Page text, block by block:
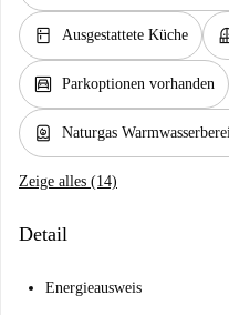
kitchen Ausgestattete Küche
garage Parkoptionen vorhanden
water_heater Naturgas
Zeige alles (14)
Detail
Energieausweis